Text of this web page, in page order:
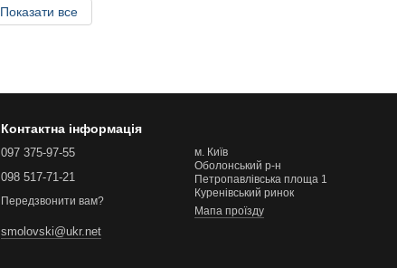
Показати все
Контактна інформація
097 375-97-55
098 517-71-21
Передзвонити вам?
smolovski@ukr.net
м. Київ
Оболонський р-н
Петропавлівська площа 1
Куренівський ринок
Мапа проїзду